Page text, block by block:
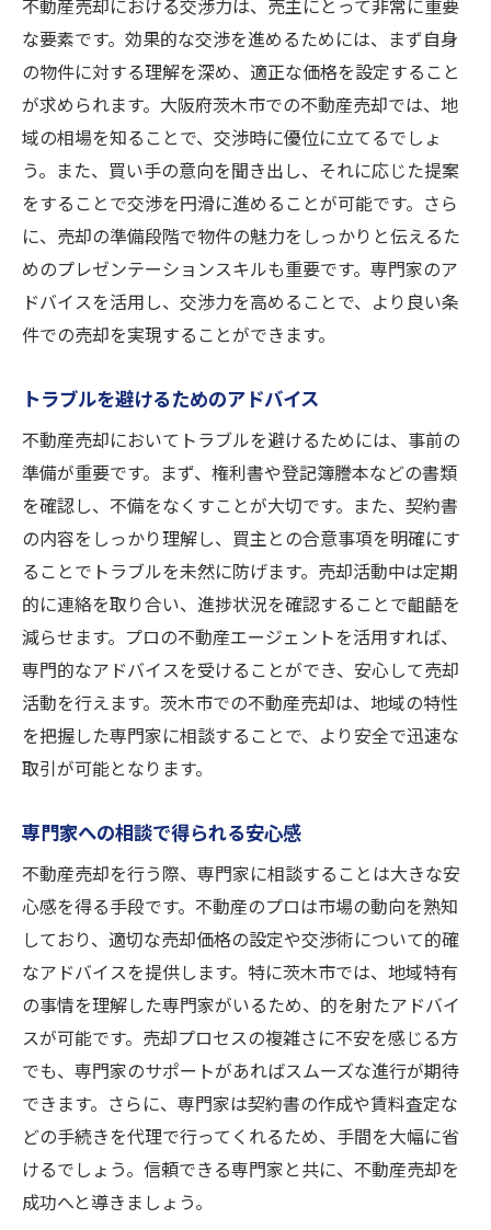
不動産売却における交渉力は、売主にとって非常に重要
な要素です。効果的な交渉を進めるためには、まず自身
の物件に対する理解を深め、適正な価格を設定すること
が求められます。大阪府茨木市での不動産売却では、地
域の相場を知ることで、交渉時に優位に立てるでしょ
う。また、買い手の意向を聞き出し、それに応じた提案
をすることで交渉を円滑に進めることが可能です。さら
に、売却の準備段階で物件の魅力をしっかりと伝えるた
めのプレゼンテーションスキルも重要です。専門家のア
ドバイスを活用し、交渉力を高めることで、より良い条
件での売却を実現することができます。
トラブルを避けるためのアドバイス
不動産売却においてトラブルを避けるためには、事前の
準備が重要です。まず、権利書や登記簿謄本などの書類
を確認し、不備をなくすことが大切です。また、契約書
の内容をしっかり理解し、買主との合意事項を明確にす
ることでトラブルを未然に防げます。売却活動中は定期
的に連絡を取り合い、進捗状況を確認することで齟齬を
減らせます。プロの不動産エージェントを活用すれば、
専門的なアドバイスを受けることができ、安心して売却
活動を行えます。茨木市での不動産売却は、地域の特性
を把握した専門家に相談することで、より安全で迅速な
取引が可能となります。
専門家への相談で得られる安心感
不動産売却を行う際、専門家に相談することは大きな安
心感を得る手段です。不動産のプロは市場の動向を熟知
しており、適切な売却価格の設定や交渉術について的確
なアドバイスを提供します。特に茨木市では、地域特有
の事情を理解した専門家がいるため、的を射たアドバイ
スが可能です。売却プロセスの複雑さに不安を感じる方
でも、専門家のサポートがあればスムーズな進行が期待
できます。さらに、専門家は契約書の作成や賃料査定な
どの手続きを代理で行ってくれるため、手間を大幅に省
けるでしょう。信頼できる専門家と共に、不動産売却を
成功へと導きましょう。